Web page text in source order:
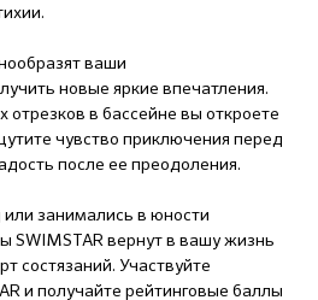
ваши
новые яркие впечатления.
отрезков в бассейне вы откроете
чувство приключения перед
после ее преодоления.
занимались в юности
SWIMSTAR вернут в вашу жизнь
состязаний. Участвуйте
и получайте рейтинговые баллы